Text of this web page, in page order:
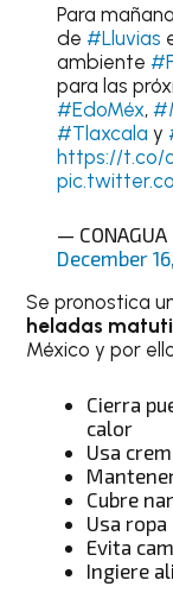
Para
de #Lluvias
ambiente
para las
#EdoMéx,
#Tlaxcala y
https://t.co/
—
December
Se pronostica
heladas
México y por
Cierra
calor
Usa
Cubre
Usa
Evita
Ingiere